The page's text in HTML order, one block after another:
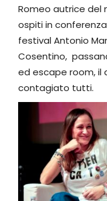
Romeo autrice del
ospiti in
festival Antonio
Cosentino,
ed escape room, il
contagiato tutti.